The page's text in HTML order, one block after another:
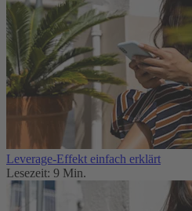
Leverage-Effekt einfach erklärt
Lesezeit: 9 Min.